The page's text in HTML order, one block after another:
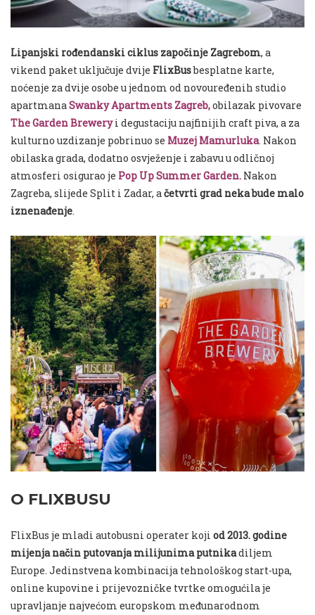
Lipanjski rođendanski ciklus započinje Zagrebom, a
vikend paket uključuje dvije FlixBusbesplatne karte,
noćenje za dvije osobe u jednom od novouređenih studio
apartmanaSwanky Apartments Zagreb,obilazak pivovare
The Garden Breweryi degustaciju najfinijih craft piva, a za
kulturno uzdizanje pobrinuo se Muzej Mamurluka. Nakon
obilaska grada, dodatno osvježenje i zabavu u odličnoj
atmosferi osigurao je Pop Up Summer Garden. Nakon
Zagreba, slijede Split i Zadar, ačetvrti grad neka bude malo
iznenađenje.
O FLIXBUSU
FlixBus je mladi autobusni operater koji od 2013. godine
mijenja način putovanja milijunima putnikadiljem
Europe. Jedinstvena kombinacija tehnološkog start-upa,
online kupovine i prijevozničke tvrtke omogućila je
upravljanje najvećom europskom međunarodnom